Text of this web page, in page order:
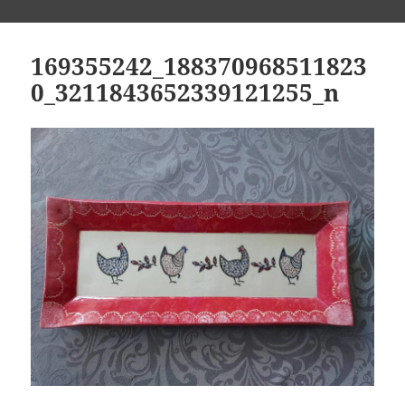
169355242_188370968511823
0_3211843652339121255_n